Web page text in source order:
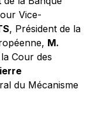
Vice-
, Président de la
M.
Cour des
du Mécanisme